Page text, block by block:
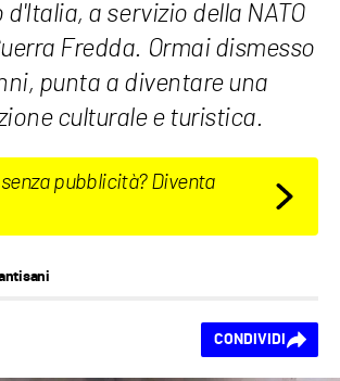
a servizio della NATO
Fredda. Ormai dismesso
punta a diventare una
culturale e turistica.
pubblicità? Diventa
CONDIVIDI